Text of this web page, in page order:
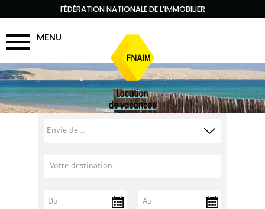
FÉDÉRATION NATIONALE DE L'IMMOBILIER
MENU